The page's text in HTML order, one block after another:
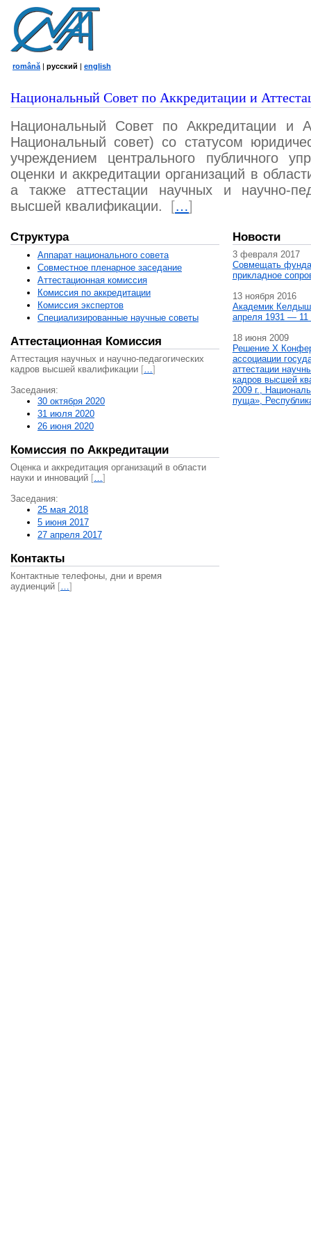
română | русский | english
Национальный Совет по Аккредитации и
Национальный Совет по Аккредитации и
Национальный совет) со статусом
учреждением центрального публичного
оценки и аккредитации организаций в
а также аттестации научных и научно-
высшей квалификации.
[…]
Структура
Аппарат национального совета
Совместное пленарное заседание
Аттестационная комисcия
Комиссия по аккредитации
Комиссия экспертов
Специализированные научные советы
Аттестационная Комиссия
Аттестация научных и научно-педагогических
кадров высшей квалификации […]
Заседания:
30 октября 2020
31 июля 2020
26 июня 2020
Комиссия по Аккредитации
Оценка и аккредитация организаций в области
науки и инноваций […]
Заседания:
25 мая 2018
5 июня 2017
27 апреля 2017
Контакты
Контактные телефоны, дни и время
аудиенций […]
Новости
3 февраля 2017
Совмещать
прикладное
13 ноября 2016
Академик
апреля 1931 — 11
18 июня 2009
Решение X
ассоциации
аттестации
кадров высшей
2009 г.,
пуща»,